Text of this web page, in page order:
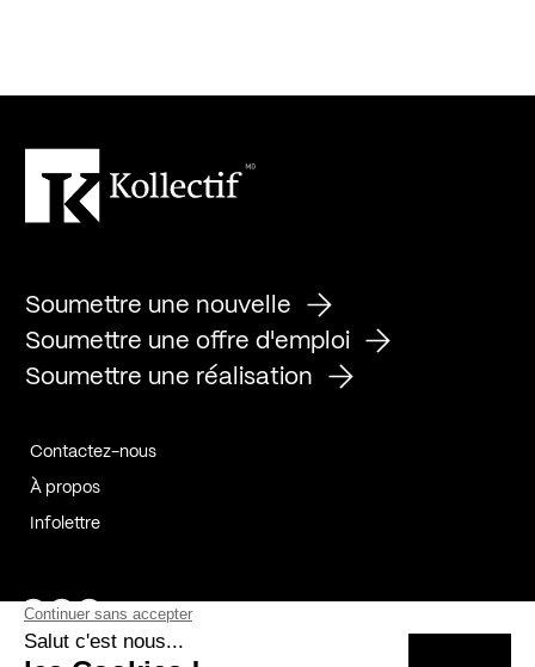
Soumettre une nouvelle
Soumettre une offre d'emploi
Soumettre une réalisation
Contactez-nous
À propos
Infolettre
Page Facebook de Kollectif
Page Instagram de Kollectif
Page Linkedin de Kollectif